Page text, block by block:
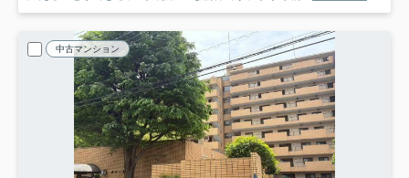
中古マンション